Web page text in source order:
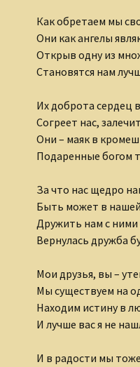
Вероника Родкевич
Виктор Деобальд
Елена Понкратова
Елена Рафеева
Лидия Шишкина
Ольга Грибанова
Николаюс Пузаковас
Наталия Бурман
Как обретаем мы
Они как ангелы
Открыв одну из
Становятся нам
Их доброта сердец
Согреет нас,
Они – маяк в
Подаренные богом
За что нас щедро
Быть может в
Дружить нам с ними
Вернулась дружба
Мои друзья, вы –
Мы существуем на
Находим истину в
И лучше вас я не
И в радости мы